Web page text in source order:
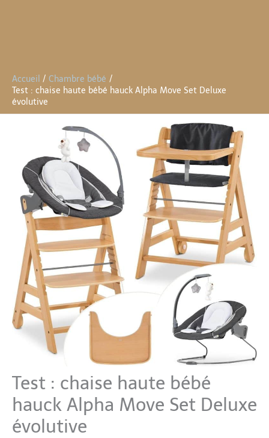
Accueil
Chambre bébé
Test : chaise haute bébé hauck Alpha Move Set Deluxe
évolutive
Test : chaise haute bébé
hauck Alpha Move Set Deluxe
évolutive